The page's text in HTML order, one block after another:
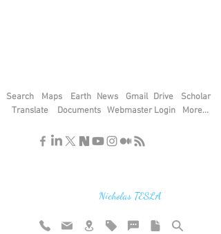
Search Maps Earth News Gmail Drive
Translate
Documents Webmaster Login
Scholar
More...
Nicholas TESLA